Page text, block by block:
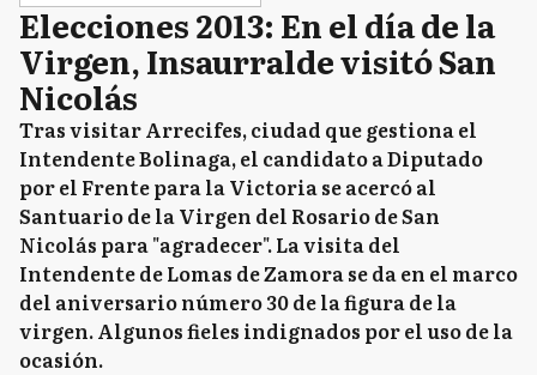
Elecciones 2013: En el día de la
Virgen, Insaurralde visitó San
Nicolás
Tras visitar Arrecifes, ciudad que gestiona el
Intendente Bolinaga, el candidato a Diputado
por el Frente para la Victoria se acercó al
Santuario de la Virgen del Rosario de San
Nicolás para "agradecer". La visita del
Intendente de Lomas de Zamora se da en el marco
del aniversario número 30 de la figura de la
virgen. Algunos fieles indignados por el uso de la
ocasión.